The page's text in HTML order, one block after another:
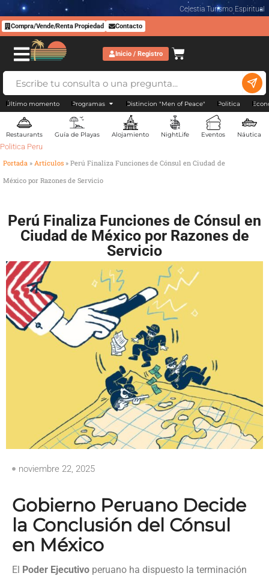
Celestia Turismo Espiritual
Compra/Vende/Renta Propiedad Contacto
Inicio / Registro
Último momento Programas Distincion "Men of Peace" Politica
Restaurants Guía de Playas Alojamiento NightLife Eventos Náutica
Politica Peru
Portada » Artículos » Perú Finaliza Funciones de Cónsul en Ciudad de
México por Razones de Servicio
Perú Finaliza Funciones de Cónsul en
Ciudad de México por Razones de
Servicio
noviembre 22, 2025
Gobierno Peruano Decide
la Conclusión del Cónsul
en México
El Poder Ejecutivo peruano ha dispuesto la terminación